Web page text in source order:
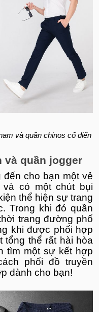
và quần chinos cổ điển
và quần jogger
cho bạn một vẻ
và có một chút bụi
thể hiện sự trang
Trong khi đó quần
trang đường phố
khi được phối hợp
tổng thể rất hài hòa
tìm một sự kết hợp
phối đồ truyền
dành cho bạn!